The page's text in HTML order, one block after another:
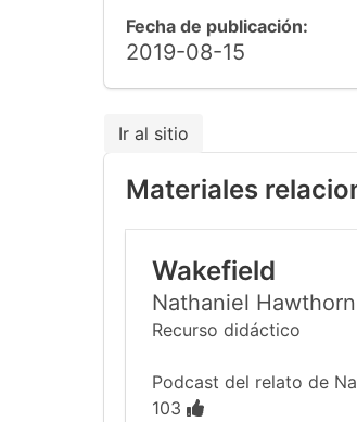
Fecha de publicación:
2019-08-15
Ir al sitio
Materiales
Wakefield
Nathaniel
Recurso didáctico
Podcast del relato de
103